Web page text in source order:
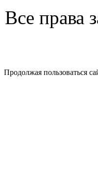
Все права
Продолжая пользоваться